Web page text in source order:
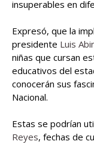
insuperables en
Expresó, que la
presidente Luis
niñas que cursan
educativos del
conocerán sus
Nacional.
Estas se podrían
Reyes, fechas de